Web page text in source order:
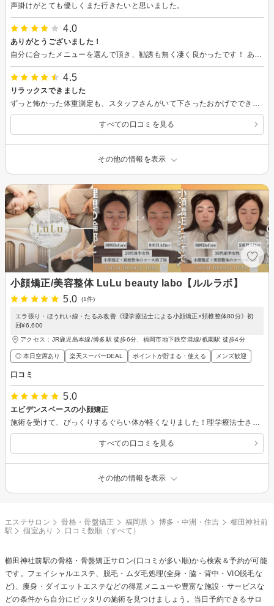
声掛けがとても優しくまた行きたいと思いました。
4.0
ありがとうございました！
4.5
リラックスできました
すべての口コミを見る
その他の情報を表示
小顔矯正/美容整体 LuLu beauty labo【ルルラボ】
5.0
(1件)
エラ張り・ほうれい線・たるみ改善《理学療法士による小顔矯正×頚椎整体80分》初
回¥6,600
アクセス：JR鹿児島本線/博多駅 徒歩6分、福岡市地下鉄空港線/祇園駅 徒歩4分
◎ 本日空席あり 楽天スーパーDEAL ポイントが貯まる・使える メンズ歓迎
口コミ
5.0
エビデンスベースの小顔矯正
すべての口コミを見る
その他の情報を表示
エステサロン 骨格・骨盤矯正 福岡県 博多・中洲・住吉
櫛田神社前
駅
個室あり 口コミ数順（すべて）
櫛田神社前駅の骨格・骨盤矯正サロン(口コミが多い順)から検索＆予約が可能
です。フェイシャルエステ、脱毛・ムダ毛処理(全身・脇・背中・VIO脱毛な
ど)、痩身・ダイエットエステなどの得意メニューや豊富な施設・サービスな
どの条件から自分にピッタリの施術を見つけましょう。当日予約できるサロ